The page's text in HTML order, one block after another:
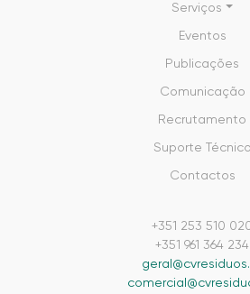
Serviços
Eventos
Publicações
Comunicação
Recrutamento
Suporte Técnico
Contactos
+351 253 510
+351 961 364 234